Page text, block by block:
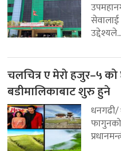
सेवालाई
उद्देश्यले...
चलचित्र ए मेरो हजुर–५ को
बडीमालिकाबाट शुरु हुने
धनगढी/